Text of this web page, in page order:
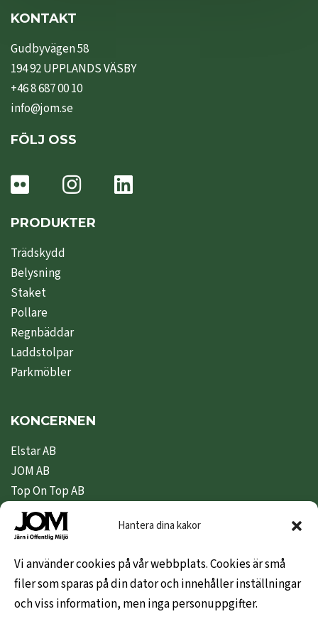
Hantera dina kakor
Vi använder cookies på vår webbplats. Cookies är små
filer som sparas på din dator och innehåller inställningar
och viss information, men inga personuppgifter.
KONTAKT
Gudbyvägen 58
194 92 UPPLANDS VÄSBY
+46 8 687 00 10
info@jom.se
FÖLJ OSS
PRODUKTER
Trädskydd
Belysning
Staket
Pollare
Regnbäddar
Laddstolpar
Parkmöbler
KONCERNEN
Elstar AB
JOM AB
Top On Top AB
Nipeda AB
Nivex Topsafe AB
KUNDINFO